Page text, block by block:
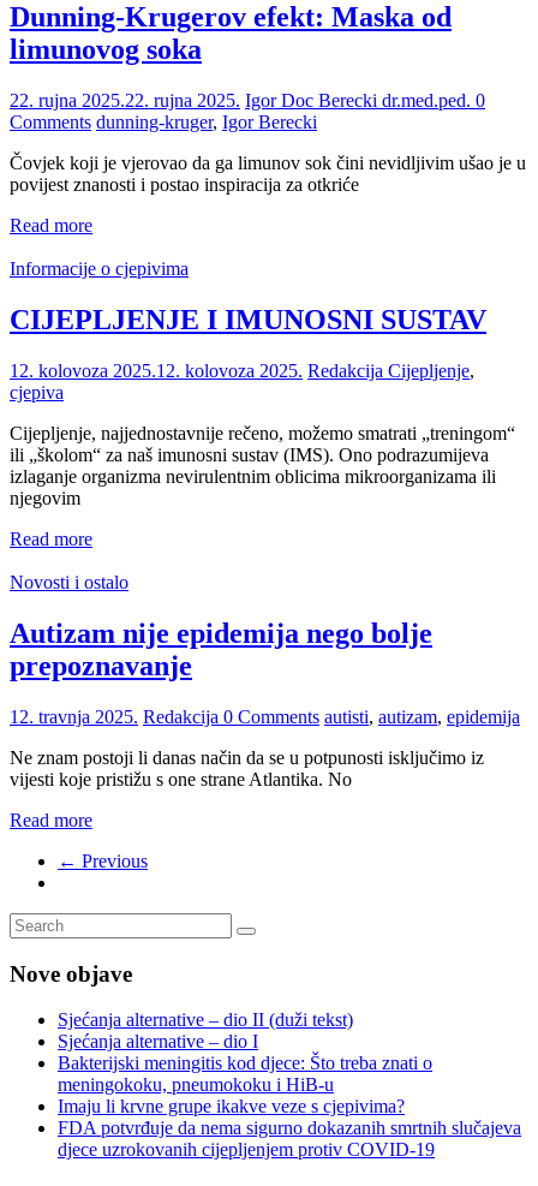
Dunning-Krugerov efekt: Maska od
limunovog soka
22. rujna 2025.22. rujna 2025. Igor Doc Berecki dr.med.ped. 0
Comments dunning-kruger, Igor Berecki
Čovjek koji je vjerovao da ga limunov sok čini nevidljivim ušao je u
povijest znanosti i postao inspiracija za otkriće
Read more
Informacije o cjepivima
CIJEPLJENJE I IMUNOSNI SUSTAV
12. kolovoza 2025.12. kolovoza 2025. Redakcija Cijepljenje,
cjepiva
Cijepljenje, najjednostavnije rečeno, možemo smatrati „treningom“
ili „školom“ za naš imunosni sustav (IMS). Ono podrazumijeva
izlaganje organizma nevirulentnim oblicima mikroorganizama ili
njegovim
Read more
Novosti i ostalo
Autizam nije epidemija nego bolje
prepoznavanje
12. travnja 2025. Redakcija 0 Comments autisti, autizam, epidemija
Ne znam postoji li danas način da se u potpunosti isključimo iz
vijesti koje pristižu s one strane Atlantika. No
Read more
← Previous
Nove objave
Sjećanja alternative – dio II (duži tekst)
Sjećanja alternative – dio I
Bakterijski meningitis kod djece: Što treba znati o
meningokoku, pneumokoku i HiB-u
Imaju li krvne grupe ikakve veze s cjepivima?
FDA potvrđuje da nema sigurno dokazanih smrtnih slučajeva
djece uzrokovanih cijepljenjem protiv COVID-19